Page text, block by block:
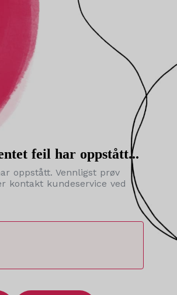
feil har oppstått...
oppstått. Vennligst prøv
kontakt kundeservice ved